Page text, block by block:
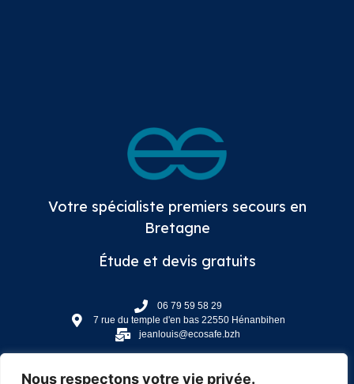
Nous respectons votre vie privée.
Votre spécialiste premiers secours en
Bretagne
Étude et devis gratuits
06 79 59 58 29
7 rue du temple d'en bas 22550 Hénanbihen
jeanlouis@ecosafe.bzh